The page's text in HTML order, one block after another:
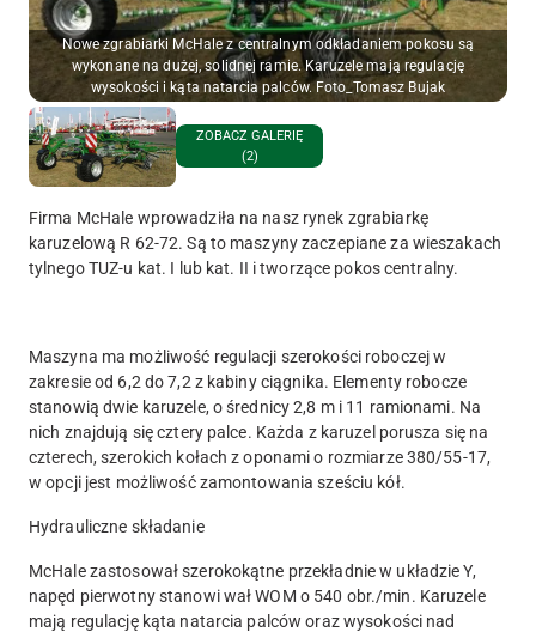
Nowe zgrabiarki McHale z centralnym odkładaniem pokosu są
wykonane na dużej, solidnej ramie. Karuzele mają regulację
wysokości i kąta natarcia palców. Foto_Tomasz Bujak
ZOBACZ GALERIĘ
(2)
Firma McHale wprowadziła na nasz rynek zgrabiarkę
karuzelową R 62-72. Są to maszyny zaczepiane za wieszakach
tylnego TUZ-u kat. I lub kat. II i tworzące pokos centralny.
Maszyna ma możliwość regulacji szerokości roboczej w
zakresie od 6,2 do 7,2 z kabiny ciągnika. Elementy robocze
stanowią dwie karuzele, o średnicy 2,8 m i 11 ramionami. Na
nich znajdują się cztery palce. Każda z karuzel porusza się na
czterech, szerokich kołach z oponami o rozmiarze 380/55-17,
w opcji jest możliwość zamontowania sześciu kół.
Hydrauliczne składanie
McHale zastosował szerokokątne przekładnie w układzie Y,
napęd pierwotny stanowi wał WOM o 540 obr./min. Karuzele
mają regulację kąta natarcia palców oraz wysokości nad